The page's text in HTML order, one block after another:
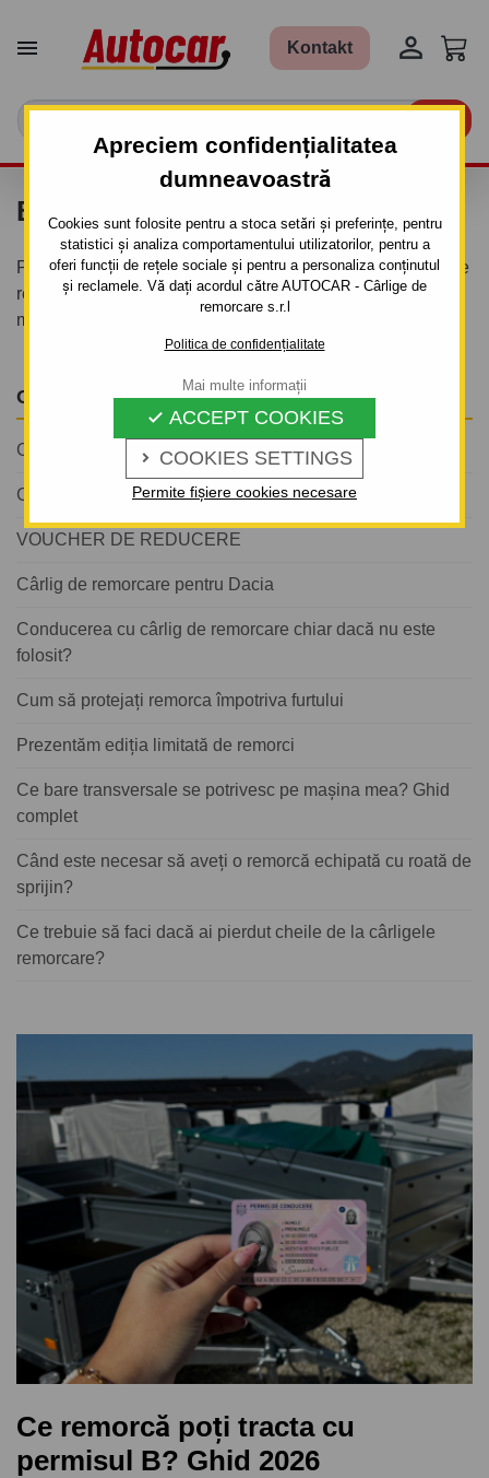
Apreciem confidențialitatea
dumneavoastră
Cookies sunt folosite pentru a stoca setări și preferințe, pentru
statistici și analiza comportamentului utilizatorilor, pentru a
oferi funcții de rețele sociale și pentru a personaliza conținutul
și reclamele. Vă dați acordul către AUTOCAR - Cârlige de
remorcare s.r.l
Politica de confidențialitate
 COOKIES SETTINGS
 ACCEPT COOKIES
Permite fișiere cookies necesare
Mai multe informații
 Kontakt 
BLOG AUTOCAR
Pe blogul nostru veți găsi articole despre toate cârligele de
remorcare, remorci și suporturi biciclete, cutii portbagaj și
multe alte din gamă noastră.
Ce remorcă poți tracta cu
permisul B? Ghid 2026
CELE MAI CITITE ARTICOLE
Ce remorcă poți tracta cu permisul B? Ghid 2026
Cât costă montajul unei cuple de remorcare?
VOUCHER DE REDUCERE
Cârlig de remorcare pentru Dacia
Conducerea cu cârlig de remorcare chiar dacă nu este
folosit?
Cum să protejați remorca împotriva furtului
Prezentăm ediția limitată de remorci
Ce bare transversale se potrivesc pe mașina mea? Ghid
complet
Când este necesar să aveți o remorcă echipată cu roată de
sprijin?
Ce trebuie să faci dacă ai pierdut cheile de la cârligele
remorcare?